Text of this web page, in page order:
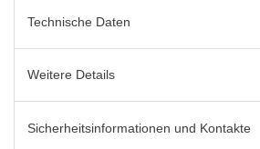
Technische Daten
Weitere Details
Sicherheitsinformationen und Kontakte